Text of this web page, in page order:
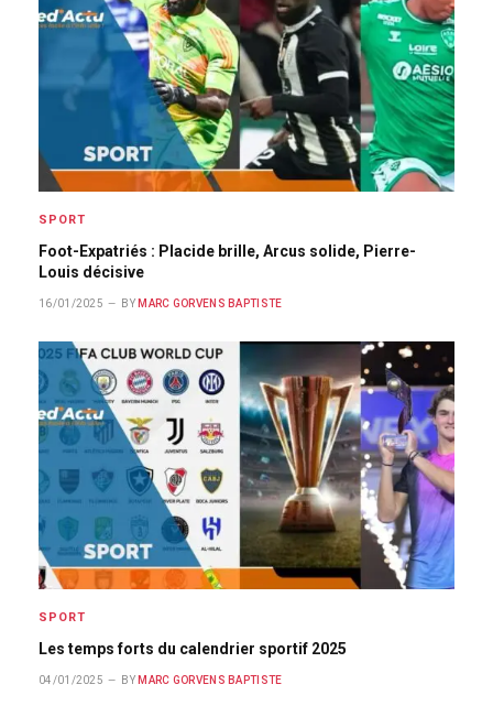
SPORT
Foot-Expatriés : Placide brille, Arcus solide, Pierre-
Louis décisive
16/01/2025 BY MARC GORVENS BAPTISTE
SPORT
Les temps forts du calendrier sportif 2025
04/01/2025 BY MARC GORVENS BAPTISTE